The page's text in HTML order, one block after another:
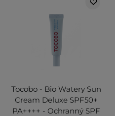
Tocobo - Bio Watery Sun
Cream Deluxe SPF50+
PA++++ - Ochranný SPF